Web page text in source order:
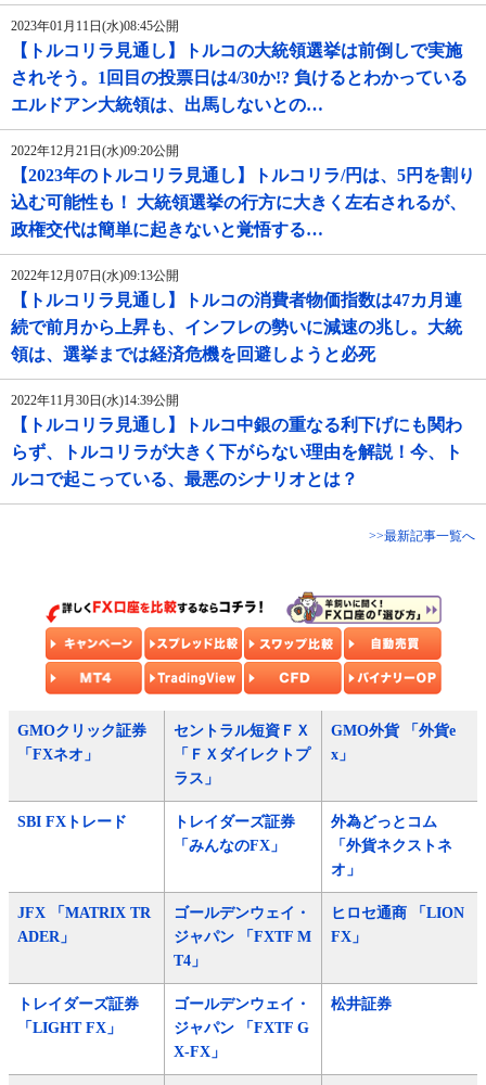
2023年01月11日(水)08:45公開
【トルコリラ見通し】トルコの大統領選挙は前倒しで実施
されそう。1回目の投票日は4/30か!? 負けるとわかっている
エルドアン大統領は、出馬しないとの…
2022年12月21日(水)09:20公開
【2023年のトルコリラ見通し】トルコリラ/円は、5円を割り
込む可能性も！ 大統領選挙の行方に大きく左右されるが、
政権交代は簡単に起きないと覚悟する…
2022年12月07日(水)09:13公開
【トルコリラ見通し】トルコの消費者物価指数は47カ月連
続で前月から上昇も、インフレの勢いに減速の兆し。大統
領は、選挙までは経済危機を回避しようと必死
2022年11月30日(水)14:39公開
【トルコリラ見通し】トルコ中銀の重なる利下げにも関わ
らず、トルコリラが大きく下がらない理由を解説！今、ト
ルコで起こっている、最悪のシナリオとは？
>>最新記事一覧へ
GMOクリック証券
「FXネオ」
セントラル短資ＦＸ
「ＦＸダイレクトプ
ラス」
GMO外貨 「外貨e
x」
SBI FXトレード
トレイダーズ証券
「みんなのFX」
外為どっとコム
「外貨ネクストネ
オ」
JFX 「MATRIX TR
ADER」
ゴールデンウェイ・
ジャパン 「FXTF M
T4」
ヒロセ通商 「LION
FX」
トレイダーズ証券
「LIGHT FX」
ゴールデンウェイ・
ジャパン 「FXTF G
X-FX」
松井証券